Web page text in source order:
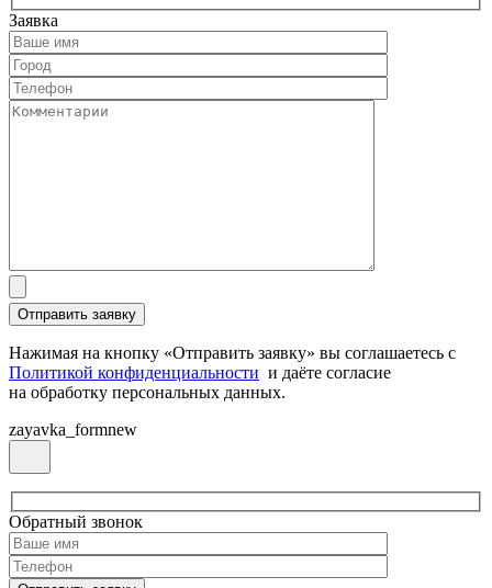
Заявка
Нажимая на кнопку «Отправить заявку» вы соглашаетесь с
Политикой конфиденциальности и даёте согласие
на обработку персональных данных.
zayavka_formnew
Обратный звонок